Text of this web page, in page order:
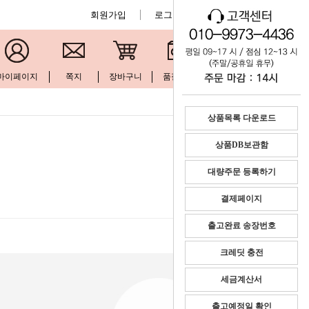
회원가입 로그인 공지사항
이페이지 쪽지 장바구니 품절현황 문의하기
상품목록 다운로드
상품DB보관함
대량주문 등록하기
결제페이지
출고완료 송장번호
크레딧 충전
세금계산서
출고예정일 확인